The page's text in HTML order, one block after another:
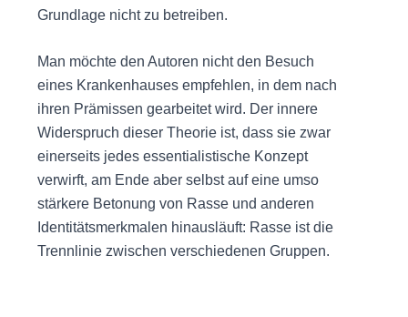
Grundlage nicht zu betreiben.
Man möchte den Autoren nicht den Besuch
eines Krankenhauses empfehlen, in dem nach
ihren Prämissen gearbeitet wird. Der innere
Widerspruch dieser Theorie ist, dass sie zwar
einerseits jedes essentialistische Konzept
verwirft, am Ende aber selbst auf eine umso
stärkere Betonung von Rasse und anderen
Identitätsmerkmalen hinausläuft: Rasse ist die
Trennlinie zwischen verschiedenen Gruppen.